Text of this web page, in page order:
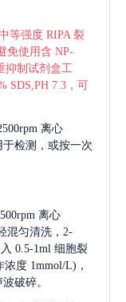
等强度 RIPA 裂
免使用含 NP-
抑制试剂盒工
SDS,PH 7.3，可
离心
检测，或按一次
离心
混匀清洗，2-
0.5-1ml 细胞裂
度 1mmol/L)，
破碎。